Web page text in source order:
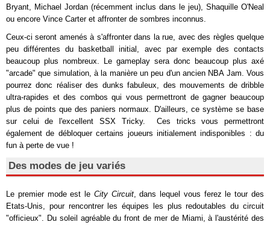
Bryant, Michael Jordan (récemment inclus dans le jeu), Shaquille O'Neal
ou encore Vince Carter et affronter de sombres inconnus.
Ceux-ci seront amenés à s'affronter dans la rue, avec des règles quelque
peu différentes du basketball initial, avec par exemple des contacts
beaucoup plus nombreux. Le gameplay sera donc beaucoup plus axé
"arcade" que simulation, à la manière un peu d'un ancien NBA Jam. Vous
pourrez donc réaliser des dunks fabuleux, des mouvements de dribble
ultra-rapides et des combos qui vous permettront de gagner beaucoup
plus de points que des paniers normaux. D'ailleurs, ce système se base
sur celui de l'excellent SSX Tricky. Ces tricks vous permettront
également de débloquer certains joueurs initialement indisponibles : du
fun à perte de vue !
Des modes de jeu variés
Le premier mode est le City Circuit, dans lequel vous ferez le tour des
Etats-Unis, pour rencontrer les équipes les plus redoutables du circuit
"officieux". Du soleil agréable du front de mer de Miami, à l'austérité des